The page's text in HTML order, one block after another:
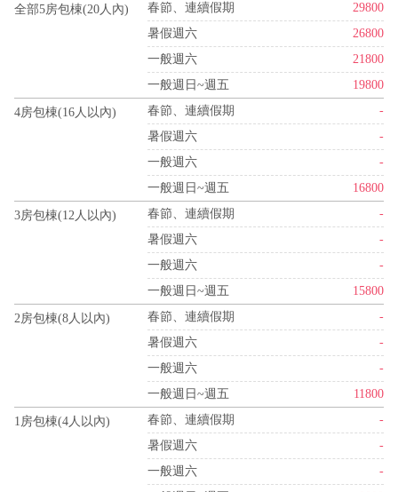
全部5房包棟(20人內) 春節、連續假期
29800
暑假週六
26800
一般週六
21800
一般週日~週五
19800
4房包棟(16人以內) 春節、連續假期
-
暑假週六
-
一般週六
-
一般週日~週五
16800
3房包棟(12人以內) 春節、連續假期
-
暑假週六
-
一般週六
-
一般週日~週五
15800
2房包棟(8人以內) 春節、連續假期
-
暑假週六
-
一般週六
-
一般週日~週五
11800
1房包棟(4人以內) 春節、連續假期
-
暑假週六
-
一般週六
-